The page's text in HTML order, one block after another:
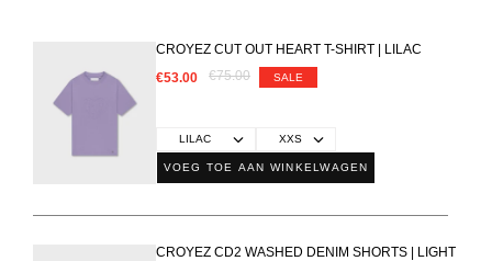
CROYEZ CUT OUT HEART T-SHIRT | LILAC
€53.00
€75.00 SALE
VOEG TOE AAN WINKELWAGEN
CROYEZ CD2 WASHED DENIM SHORTS | LIGHT